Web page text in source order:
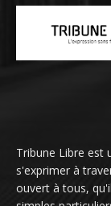
Tribune Libre est
s'exprimer à
ouvert à tous,